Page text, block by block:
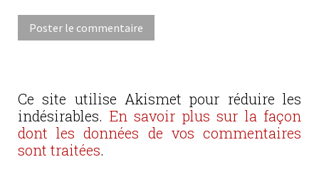
Ce site utilise Akismet pour réduire les
indésirables. En savoir plus sur la façon
dont les données de vos commentaires
sont traitées.